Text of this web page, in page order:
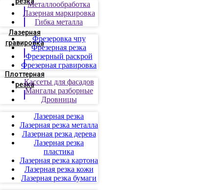
Лазерная
гравировка
Плоттерная
резка
Металлообработка
Лазерная маркировка
Гибка металла
Фрезеровка чпу
Фрезерная резка
Фрезерный раскрой
Фрезерная гравировка
Кассеты для фасадов
Мангалы разборные
Дровницы
Лазерная резка
Лазерная резка металла
Лазерная резка дерева
Лазерная резка
пластика
Лазерная резка картона
Лазерная резка кожи
Лазерная резка бумаги